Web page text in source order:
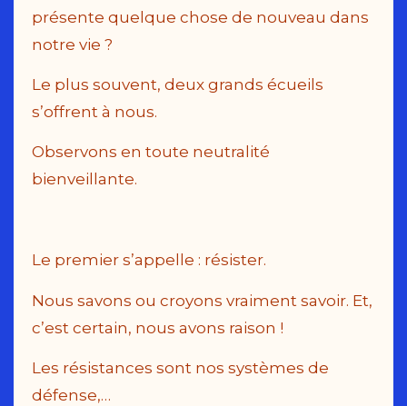
présente quelque chose de nouveau dans
notre vie ?
Le plus souvent, deux grands écueils
s’offrent à nous.
Observons en toute neutralité
bienveillante.
Le premier s’appelle : résister.
Nous savons ou croyons vraiment savoir. Et,
c’est certain, nous avons raison !
Les résistances sont nos systèmes de
défense,…